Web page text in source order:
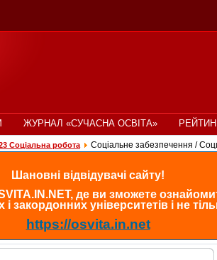
ЖУРНАЛ «СУЧАСНА ОСВІТА»
Соціальна робота Соціальне забезпечення /
Шановні відвідувачі сайту!
де ви зможете
і закордонних університетів і не
https://osvita.in.net